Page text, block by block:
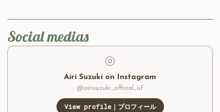
Social medias
◎
Airi Suzuki on Instagram
@airisuzuki_official_uf
View profile｜プロフィール